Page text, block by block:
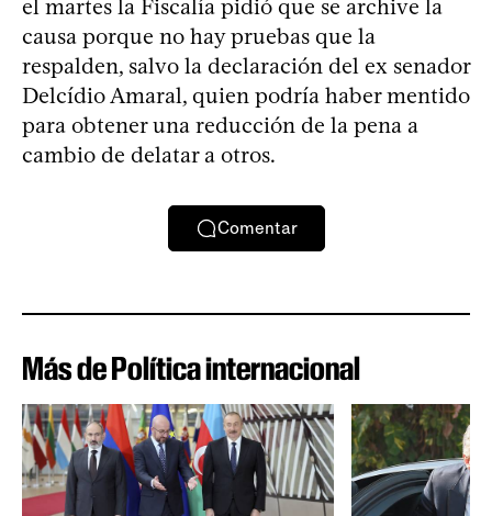
el martes la Fiscalía pidió que se archive la
causa porque no hay pruebas que la
respalden, salvo la declaración del ex senador
Delcídio Amaral, quien podría haber mentido
para obtener una reducción de la pena a
cambio de delatar a otros.
Comentar
Más de Política internacional